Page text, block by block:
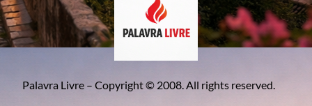
Palavra Livre – Copyright © 2008. All rights reserved.